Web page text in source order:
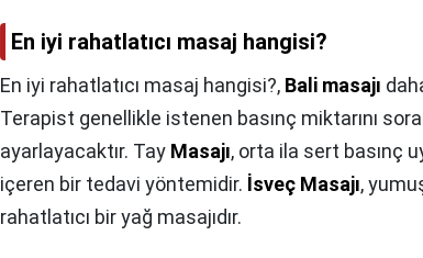
En iyi rahatlatıcı masaj hangisi?
En iyi rahatlatıcı masaj hangisi?, Bali masajı
Terapist genellikle istenen basınç miktarını
ayarlayacaktır. Tay Masajı, orta ila sert basınç
içeren bir tedavi yöntemidir. İsveç Masajı,
rahatlatıcı bir yağ masajıdır.